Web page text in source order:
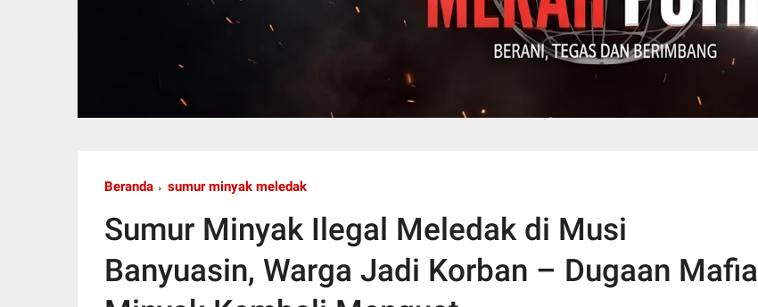
Beranda sumur minyak meledak
Sumur Minyak Ilegal Meledak di Musi
Banyuasin, Warga Jadi Korban – Dugaan Mafia